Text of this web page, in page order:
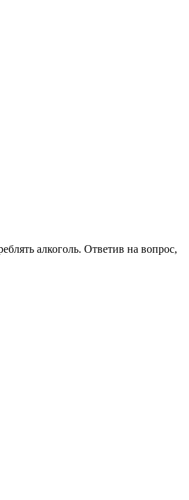
алкоголь. Ответив на вопрос,